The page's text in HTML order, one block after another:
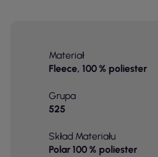
Materiał
Fleece, 100 % poliester
Grupa
525
Skład Materiału
Polar 100 % poliester